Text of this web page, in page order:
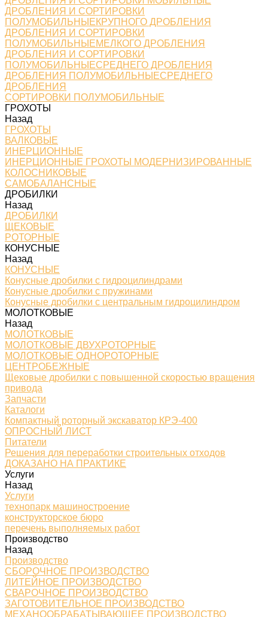
ДРОБЛЕНИЯ И СОРТИРОВКИ
ПОЛУМОБИЛЬНЫЕКРУПНОГО ДРОБЛЕНИЯ
ДРОБЛЕНИЯ И СОРТИРОВКИ
ПОЛУМОБИЛЬНЫЕМЕЛКОГО ДРОБЛЕНИЯ
ДРОБЛЕНИЯ И СОРТИРОВКИ
ПОЛУМОБИЛЬНЫЕСРЕДНЕГО ДРОБЛЕНИЯ
ДРОБЛЕНИЯ ПОЛУМОБИЛЬНЫЕСРЕДНЕГО
ДРОБЛЕНИЯ
СОРТИРОВКИ ПОЛУМОБИЛЬНЫЕ
ГРОХОТЫ
Назад
ГРОХОТЫ
ВАЛКОВЫЕ
ИНЕРЦИОННЫЕ
ИНЕРЦИОННЫЕ ГРОХОТЫ МОДЕРНИЗИРОВАННЫЕ
КОЛОСНИКОВЫЕ
САМОБАЛАНСНЫЕ
ДРОБИЛКИ
Назад
ДРОБИЛКИ
ЩЕКОВЫЕ
РОТОРНЫЕ
КОНУСНЫЕ
Назад
КОНУСНЫЕ
Конусные дробилки с гидроцилиндрами
Конусные дробилки с пружинами
Конусные дробилки с центральным гидроцилиндром
МОЛОТКОВЫЕ
Назад
МОЛОТКОВЫЕ
МОЛОТКОВЫЕ ДВУХРОТОРНЫЕ
МОЛОТКОВЫЕ ОДНОРОТОРНЫЕ
ЦЕНТРОБЕЖНЫЕ
Щековые дробилки с повышенной скоростью вращения
привода
Запчасти
Каталоги
Компактный роторный экскаватор КРЭ-400
ОПРОСНЫЙ ЛИСТ
Питатели
Решения для переработки строительных отходов
ДОКАЗАНО НА ПРАКТИКЕ
Услуги
Назад
Услуги
технопарк машиностроение
конструкторское бюро
перечень выполняемых работ
Производство
Назад
Производство
СБОРОЧНОЕ ПРОИЗВОДСТВО
ЛИТЕЙНОЕ ПРОИЗВОДСТВО
СВАРОЧНОЕ ПРОИЗВОДСТВО
ЗАГОТОВИТЕЛЬНОЕ ПРОИЗВОДСТВО
МЕХАНООБРАБАТЫВАЮЩЕЕ ПРОИЗВОДСТВО